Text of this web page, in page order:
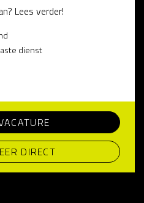
Lees verder!
dienst
DIRECT